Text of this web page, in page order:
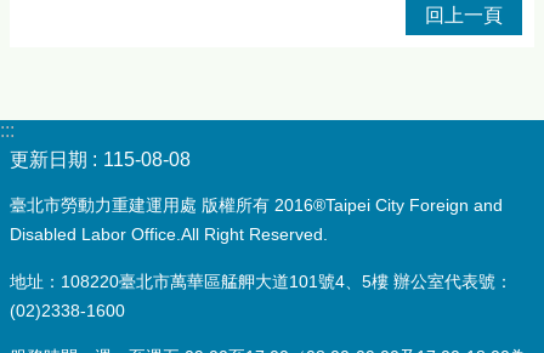
回上一頁
:::
更新日期
115-08-08
臺北市勞動力重建運用處 版權所有 2016®Taipei City Foreign and
Disabled Labor Office.All Right Reserved.
地址：108220臺北市萬華區艋舺大道101號4、5樓 辦公室代表號：
(02)2338-1600